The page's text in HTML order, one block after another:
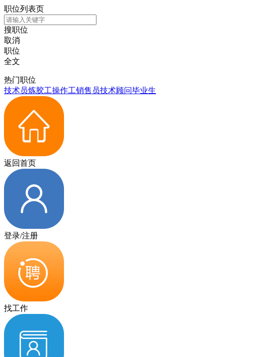
职位列表页
搜职位
取消
职位
全文
热门职位
技术员炼胶工操作工销售员技术顾问毕业生
返回首页
登录/注册
找工作